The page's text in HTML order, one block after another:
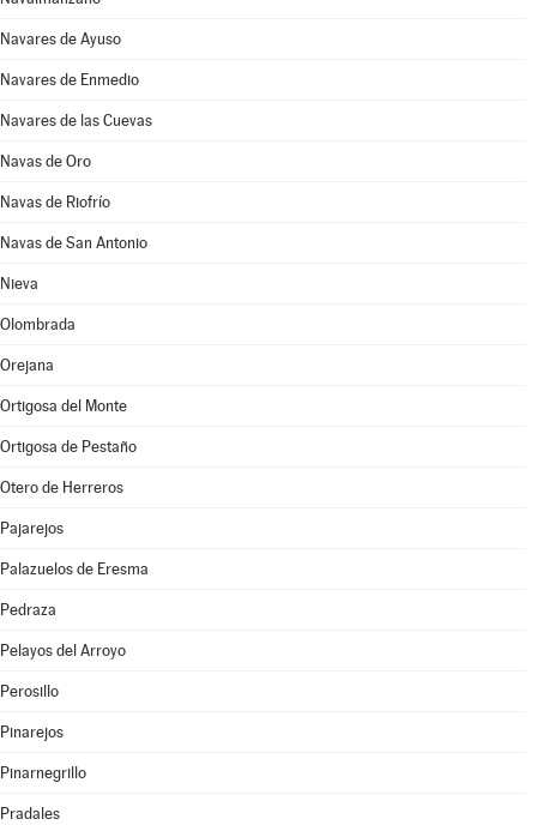
Navares de Ayuso
Navares de Enmedio
Navares de las Cuevas
Navas de Oro
Navas de Riofrío
Navas de San Antonio
Nieva
Olombrada
Orejana
Ortigosa del Monte
Ortigosa de Pestaño
Otero de Herreros
Pajarejos
Palazuelos de Eresma
Pedraza
Pelayos del Arroyo
Perosillo
Pinarejos
Pinarnegrillo
Pradales